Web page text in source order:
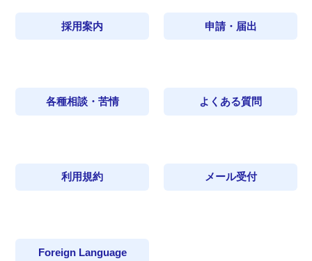
採用案内 申請・届出
各種相談・苦情 よくある質問
利用規約 メール受付
Foreign Language